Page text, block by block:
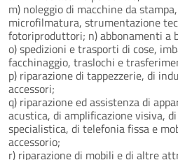
m) noleggio di macchine da
microfilmatura, strumentazione
fotoriproduttori; n) abbonamenti a
o) spedizioni e trasporti di cose,
facchinaggio, traslochi e
p) riparazione di tappezzerie, di
accessori;
q) riparazione ed assistenza di
acustica, di amplificazione visiva,
specialistica, di telefonia fissa e
accessorio;
r) riparazione di mobili e di altre